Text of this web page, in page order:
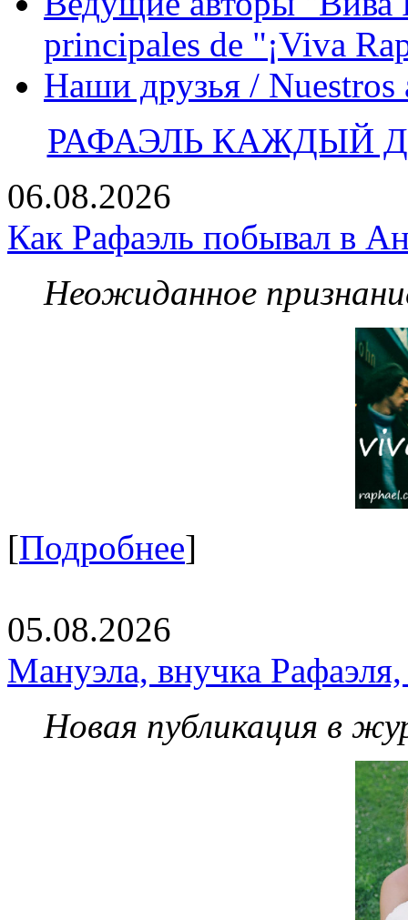
principales de "¡Viva
Наши друзья / Nuestros
РАФАЭЛЬ КАЖДЫЙ
06.08.2026
Как Рафаэль побывал в
Неожиданное
[Подробнее]
05.08.2026
Мануэла, внучка
Новая публикация в